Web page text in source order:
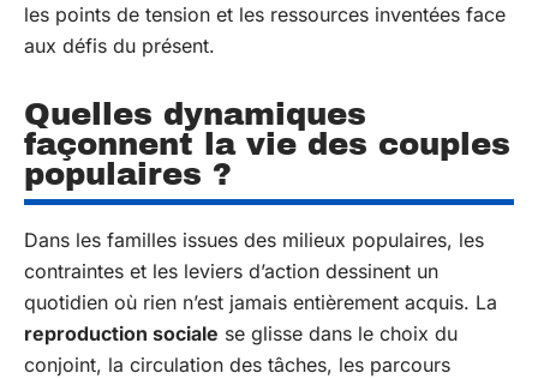
les points de tension et les ressources inventées face
aux défis du présent.
Quelles dynamiques
façonnent la vie des couples
populaires ?
Dans les familles issues des milieux populaires, les
contraintes et les leviers d’action dessinent un
quotidien où rien n’est jamais entièrement acquis. La
reproduction sociale se glisse dans le choix du
conjoint, la circulation des tâches, les parcours